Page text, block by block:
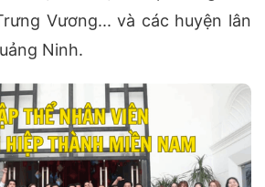
Vương... và các huyện lân
Ninh.